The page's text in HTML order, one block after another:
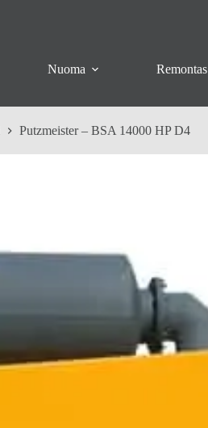
Nuoma Remontas
Putzmeister – BSA 14000 HP D4